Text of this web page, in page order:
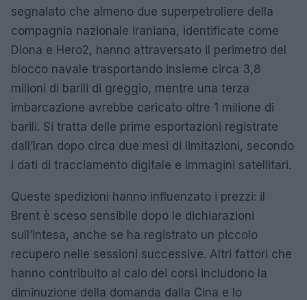
segnalato che almeno due superpetroliere della
compagnia nazionale iraniana, identificate come
Diona e Hero2, hanno attraversato il perimetro del
blocco navale trasportando insieme circa 3,8
milioni di barili di greggio, mentre una terza
imbarcazione avrebbe caricato oltre 1 milione di
barili. Si tratta delle prime esportazioni registrate
dall’Iran dopo circa due mesi di limitazioni, secondo
i dati di tracciamento digitale e immagini satellitari.
Queste spedizioni hanno influenzato i prezzi: il
Brent è sceso sensibile dopo le dichiarazioni
sull’intesa, anche se ha registrato un piccolo
recupero nelle sessioni successive. Altri fattori che
hanno contribuito al calo dei corsi includono la
diminuzione della domanda dalla Cina e lo